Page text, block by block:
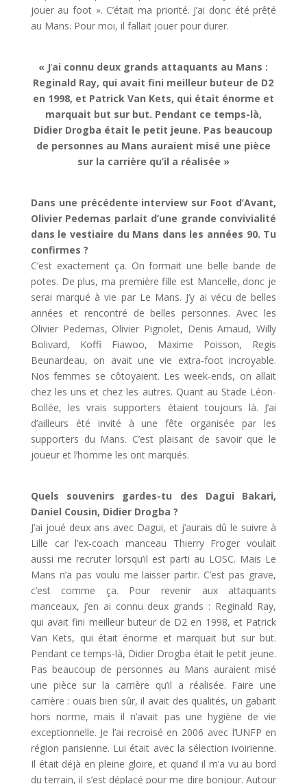
jouer au foot ». C’était ma priorité. J’ai donc été prêté
au Mans. Pour moi, il fallait jouer pour durer.
« J‘ai connu deux grands attaquants au Mans :
Reginald Ray, qui avait fini meilleur buteur de D2
en 1998, et Patrick Van Kets, qui était énorme et
marquait but sur but. Pendant ce temps-là,
Didier Drogba était le petit jeune. Pas beaucoup
de personnes au Mans auraient misé une pièce
sur la carrière qu’il a réalisée »
Dans une précédente interview sur Foot d’Avant,
Olivier Pedemas parlait d’une grande convivialité
dans le vestiaire du Mans dans les années 90. Tu
confirmes ?
C’est exactement ça. On formait une belle bande de
potes. De plus, ma première fille est Mancelle, donc je
serai marqué à vie par Le Mans. J’y ai vécu de belles
années et rencontré de belles personnes. Avec les
Olivier Pedemas, Olivier Pignolet, Denis Arnaud, Willy
Bolivard, Koffi Fiawoo, Maxime Poisson, Regis
Beunardeau, on avait une vie extra-foot incroyable.
Nos femmes se côtoyaient. Les week-ends, on allait
chez les uns et chez les autres. Quant au Stade Léon-
Bollée, les vrais supporters étaient toujours là. J’ai
d’ailleurs été invité à une fête organisée par les
supporters du Mans. C’est plaisant de savoir que le
joueur et l’homme les ont marqués.
Quels souvenirs gardes-tu des Dagui Bakari,
Daniel Cousin, Didier Drogba ?
J’ai joué deux ans avec Dagui, et j’aurais dû le suivre à
Lille car l’ex-coach manceau Thierry Froger voulait
aussi me recruter lorsqu’il est parti au LOSC. Mais Le
Mans n’a pas voulu me laisser partir. C’est pas grave,
c’est comme ça. Pour revenir aux attaquants
manceaux, j’en ai connu deux grands : Reginald Ray,
qui avait fini meilleur buteur de D2 en 1998, et Patrick
Van Kets, qui était énorme et marquait but sur but.
Pendant ce temps-là, Didier Drogba était le petit jeune.
Pas beaucoup de personnes au Mans auraient misé
une pièce sur la carrière qu’il a réalisée. Faire une
carrière : ouais bien sûr, il avait des qualités, un gabarit
hors norme, mais il n’avait pas une hygiène de vie
exceptionnelle. Je l’ai recroisé en 2006 avec l’UNFP en
région parisienne. Lui était avec la sélection ivoirienne.
Il était déjà en pleine gloire, et quand il m’a vu au bord
du terrain, il s’est déplacé pour me dire bonjour. Autour